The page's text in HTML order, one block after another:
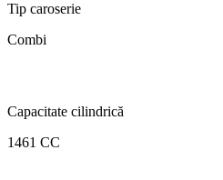
Tip caroserie
Combi
Capacitate cilindrică
1461 CC